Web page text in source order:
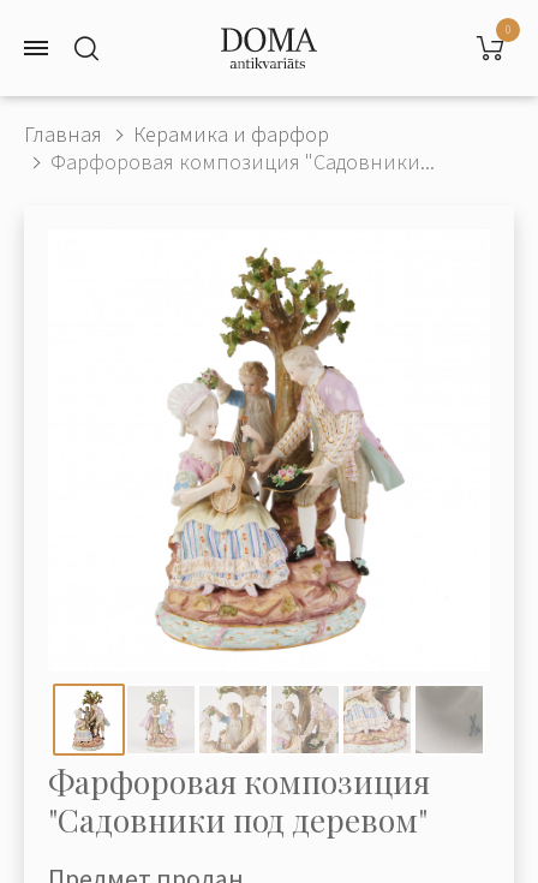
0
Главная
Керамика и фарфор
Фарфоровая композиция "Садовники...
Фарфоровая композиция
"Садовники под деревом"